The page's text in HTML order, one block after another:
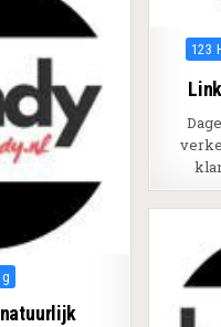
123